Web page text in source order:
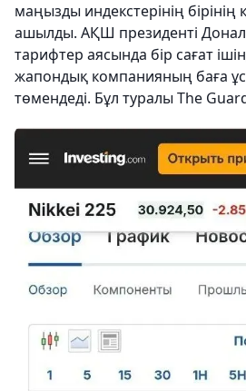
маңызды индекстерінің
ашылды. АҚШ президенті
тарифтер аясында бір сағат
жапондық компанияның баға
төмендеді. Бұл туралы The